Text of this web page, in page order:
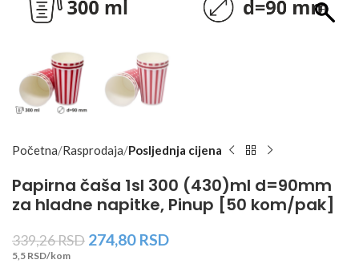
Početna Rasprodaja Posljednja cijena
Papirna čaša 1sl 300 (430)ml d=90mm
za hladne napitke, Pinup [50 kom/pak]
339,26RSD 274,80 RSD
5,5 RSD/kom